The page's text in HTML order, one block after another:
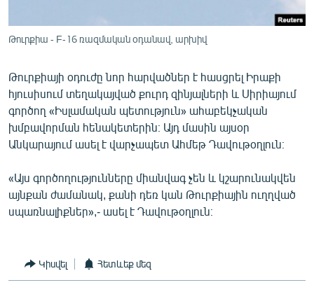
ՏՏ ԵՒ ԻՆՏԵՐՆԵՏ
ԱՐԽԻՎ
ՏԵՍԱՆՅՈՒԹԵՐ
ԲԱՆԱՎԵՃ
ՁԳՏԵԼՈՎ ԼԱՎԱԳՈՒՅՆԻՆ
ՓՈԴՔԱՍԹ
Հայերեն
Русский
Թուրքիա - F-16 ռազմական օդանավ, արխիվ
Թուրքիայի օդուժը նոր հարվածներ է հասցրել Իրաքի
հյուսիսում տեղակայված քուրդ զինյալների և Սիրիայում
գործող «Իսլամական պետություն» ահաբեկչական
խմբավորման հենակետերին։ Այդ մասին այսօր
Անկարայում ասել է վարչապետ Ահմեթ Դավութօղլուն։
«Այս գործողությունները միանվագ չեն և կշարունակվեն
այնքան ժամանակ, քանի դեռ կան Թուրքիային ուղղված
սպառնալիքներ»,- ասել է Դավութօղլուն։
Կիսվել Հետևեք մեզ